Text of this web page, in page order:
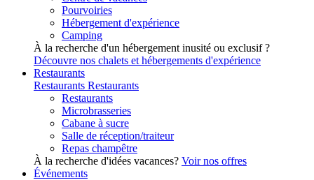
Pourvoiries
Hébergement d'expérience
Camping
À la recherche d'un hébergement inusité ou exclusif ?
Découvre nos chalets et hébergements d'expérience
Restaurants
Restaurants Restaurants
Restaurants
Microbrasseries
Cabane à sucre
Salle de réception/traiteur
Repas champêtre
À la recherche d'idées vacances? Voir nos offres
Événements